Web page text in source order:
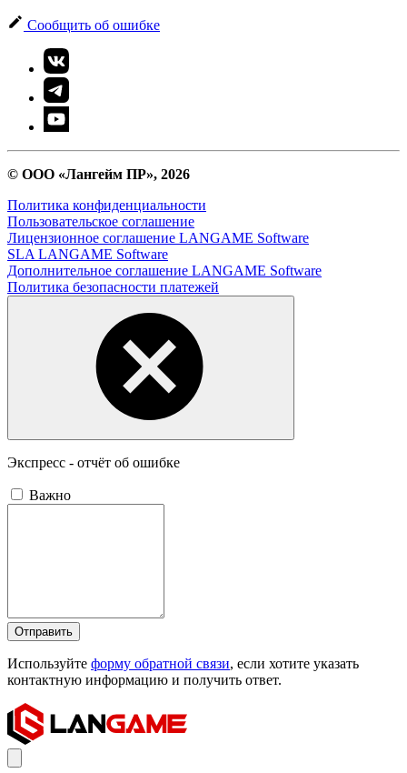
Сообщить об ошибке
© ООО «Лангейм ПР», 2026
Политика конфиденциальности
Пользовательское соглашение
Лицензионное соглашение LANGAME Software
SLA LANGAME Software
Дополнительное соглашение LANGAME Software
Политика безопасности платежей
Экспресс - отчёт об ошибке
Важно
Отправить
Используйте форму обратной связи, если хотите указать
контактную информацию и получить ответ.